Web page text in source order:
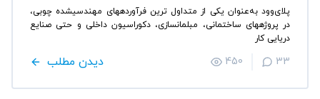
پلای‌وود به‌عنوان یکی از متداول ترین فرآوردههای مهندسیشده چوبی،
در پروژههای ساختمانی، مبلمانسازی، دکوراسیون داخلی و حتی صنایع
دریایی کار
دیدن مطلب 450 33